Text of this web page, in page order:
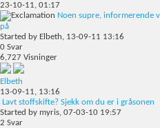
23-10-11, 01:17
Noen supre, informerende
på
Started by Elbeth, 13-09-11 13:16
0 Svar
6,727 Visninger
Elbeth
13-09-11, 13:16
Lavt stoffskifte? Sjekk om du er i gråsonen
Started by myris, 07-03-10 19:57
2 Svar